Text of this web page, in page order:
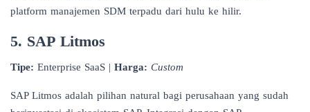
platform manajemen SDM terpadu dari hulu ke hilir.
5. SAP Litmos
Tipe: Enterprise SaaS | Harga: Custom
SAP Litmos adalah pilihan natural bagi perusahaan yang sudah